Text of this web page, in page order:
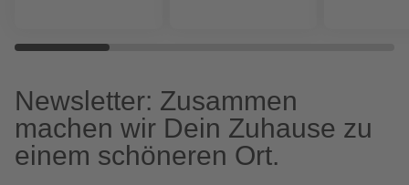
Newsletter: Zusammen
machen wir Dein Zuhause zu
einem schöneren Ort.